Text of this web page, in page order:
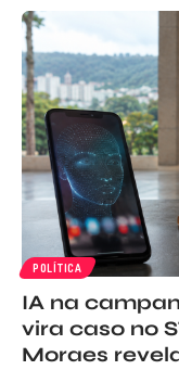
POLÍTICA
IA na
vira caso no
Moraes